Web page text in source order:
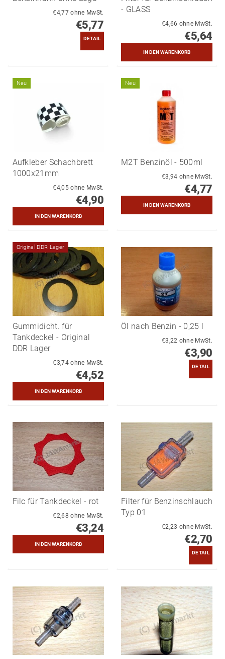
€4,77 ohne MwSt.
€5,77
DETAIL
- GLASS
€4,66 ohne MwSt.
€5,64
Neu
Aufkleber Schachbrett
1000x21mm
€4,05 ohne MwSt.
€4,90
Neu
M2T Benzinöl - 500ml
€3,94 ohne MwSt.
€4,77
Original DDR Lager
Gummidicht. für
Tankdeckel - Original
DDR Lager
€3,74 ohne MwSt.
€4,52
Öl nach Benzin - 0,25 l
€3,22 ohne MwSt.
€3,90
DETAIL
Filc für Tankdeckel - rot
€2,68 ohne MwSt.
€3,24
Filter für Benzinschlauch
Typ 01
€2,23 ohne MwSt.
€2,70
DETAIL